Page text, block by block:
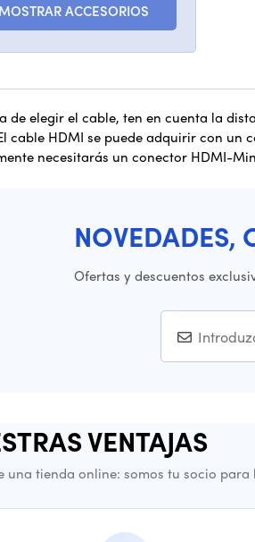
ACCESORIOS
de elegir el cable, ten en cuenta la
cable HDMI se puede adquirir con un
necesitarás un conector HDMI-
NOVEDADES,
Ofertas y descuentos
VENTAJAS
una tienda online: somos tu socio